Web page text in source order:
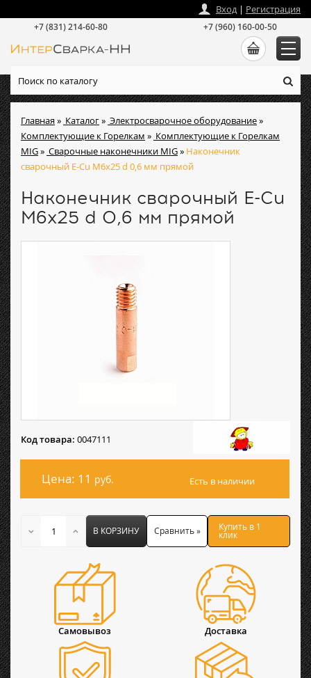
Главная» Каталог» Электросварочное оборудование»
Комплектующие к Горелкам » Комплектующие к Горелкам
MIG» Сварочные наконечники MIG» Наконечник
сварочный E-Cu М6х25 d 0,6 мм прямой
Наконечник сварочный E-Cu
М6х25 d 0,6 мм прямой
Код товара: 0047111
Цена: 11 руб. Есть в наличии
В КОРЗИНУ Сравнить » Купить в 1
клик
Самовывоз Доставка
Вход| Регистрация
+7 (831) 214-60-80 +7 (960) 160-00-50